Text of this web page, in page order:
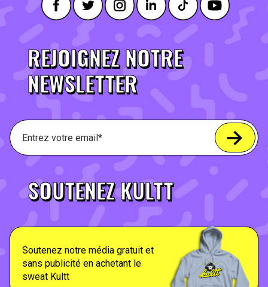
REJOIGNEZ NOTRE
NEWSLETTER
SOUTENEZ KULTT
Soutenez notre média gratuit et
sans publicité en achetant le
sweat Kultt